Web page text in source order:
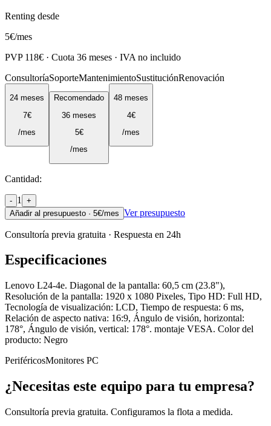
Renting desde
5€/mes
PVP 118€ · Cuota 36 meses · IVA no incluido
ConsultoríaSoporteMantenimientoSustituciónRenovación
24 meses
7€
/mes
Recomendado
36 meses
5€
/mes
48 meses
4€
/mes
Cantidad:
- 1
+
Añadir al presupuesto · 5€/mes Ver presupuesto
Consultoría previa gratuita · Respuesta en 24h
Especificaciones
Lenovo L24-4e. Diagonal de la pantalla: 60,5 cm (23.8"),
Resolución de la pantalla: 1920 x 1080 Pixeles, Tipo HD: Full HD,
Tecnología de visualización: LCD, Tiempo de respuesta: 6 ms,
Relación de aspecto nativa: 16:9, Ángulo de visión, horizontal:
178°, Ángulo de visión, vertical: 178°. montaje VESA. Color del
producto: Negro
PeriféricosMonitores PC
¿Necesitas este equipo para tu empresa?
Consultoría previa gratuita. Configuramos la flota a medida.